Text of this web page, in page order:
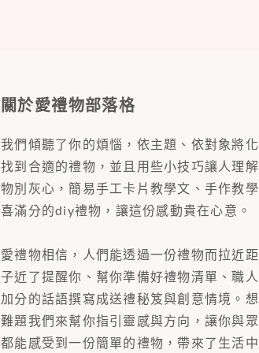
關於愛禮物部落格
我們傾聽了你的煩惱，依主題、依對象將
找到合適的禮物，並且用些小技巧讓人理
物別灰心，簡易手工卡片教學文、手作教
喜滿分的diy禮物，讓這份感動貴在心意。
愛禮物相信，人們能透過一份禮物而拉近
子近了提醒你、幫你準備好禮物清單、職
加分的話語撰寫成送禮秘笈與創意情境。
難題我們來幫你指引靈感與方向，讓你與
都能感受到一份簡單的禮物，帶來了生活